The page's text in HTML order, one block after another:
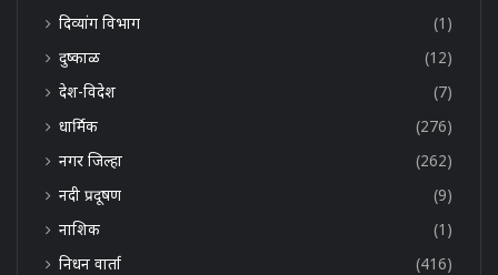
दिव्यांग विभाग
(1)
दुष्काळ
(12)
देश-विदेश
(7)
धार्मिक
(276)
नगर जिल्हा
(262)
नदी प्रदूषण
(9)
नाशिक
(1)
निधन वार्ता
(416)